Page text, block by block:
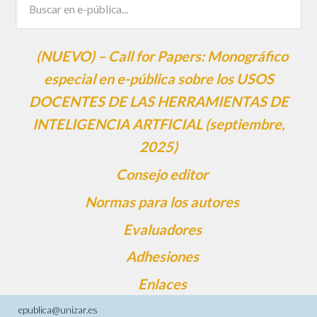
(NUEVO) – Call for Papers: Monográfico
especial en e-pública sobre los USOS
DOCENTES DE LAS HERRAMIENTAS DE
INTELIGENCIA ARTFICIAL (septiembre,
2025)
Consejo editor
Normas para los autores
Evaluadores
Adhesiones
Enlaces
epublica@unizar.es